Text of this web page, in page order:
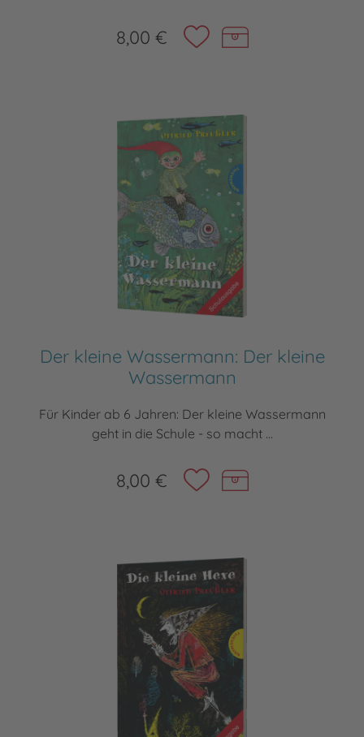
8,00 €
Der kleine Wassermann: Der kleine
Wassermann
Für Kinder ab 6 Jahren: Der kleine Wassermann
geht in die Schule - so macht ...
8,00 €